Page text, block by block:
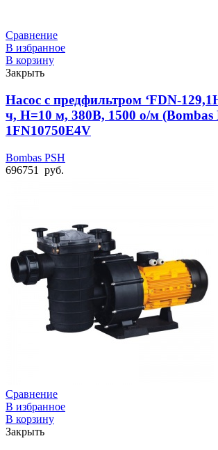
Сравнение
В избранное
В корзину
Закрыть
Насос с предфильтром ‘FDN-
ч, Н=10 м, 380В, 1500 о/м (Bombas
1FN10750E4V
Bombas PSH
696751
руб.
Сравнение
В избранное
В корзину
Закрыть